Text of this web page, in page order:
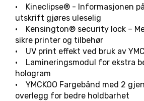
• Kineclipse® - Informasjonen
utskrift gjøres uleselig
• Kensington® security lock –
sikre printer og tilbehør
• UV print effekt ved bruk av
• Lamineringsmodul for ekstra
hologram
• YMCKOO Fargebånd med 2
overlegg for bedre holdbarhet